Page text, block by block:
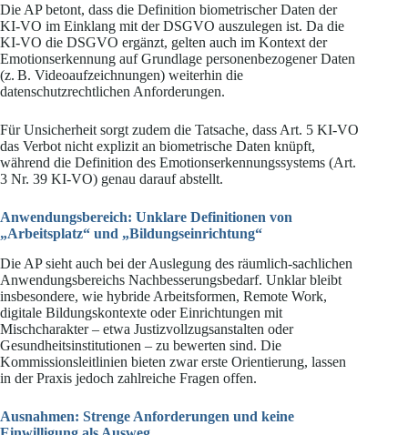
Die AP betont, dass die Definition biometrischer Daten der
KI-VO im Einklang mit der DSGVO auszulegen ist. Da die
KI-VO die DSGVO ergänzt, gelten auch im Kontext der
Emotionserkennung auf Grundlage personenbezogener Daten
(z. B. Videoaufzeichnungen) weiterhin die
datenschutzrechtlichen Anforderungen.
Für Unsicherheit sorgt zudem die Tatsache, dass Art. 5 KI-VO
das Verbot nicht explizit an biometrische Daten knüpft,
während die Definition des Emotionserkennungssystems (Art.
3 Nr. 39 KI-VO) genau darauf abstellt.
Anwendungsbereich: Unklare Definitionen von
„Arbeitsplatz“ und „Bildungseinrichtung“
Die AP sieht auch bei der Auslegung des räumlich-sachlichen
Anwendungsbereichs Nachbesserungsbedarf. Unklar bleibt
insbesondere, wie hybride Arbeitsformen, Remote Work,
digitale Bildungskontexte oder Einrichtungen mit
Mischcharakter – etwa Justizvollzugsanstalten oder
Gesundheitsinstitutionen – zu bewerten sind. Die
Kommissionsleitlinien bieten zwar erste Orientierung, lassen
in der Praxis jedoch zahlreiche Fragen offen.
Ausnahmen: Strenge Anforderungen und keine